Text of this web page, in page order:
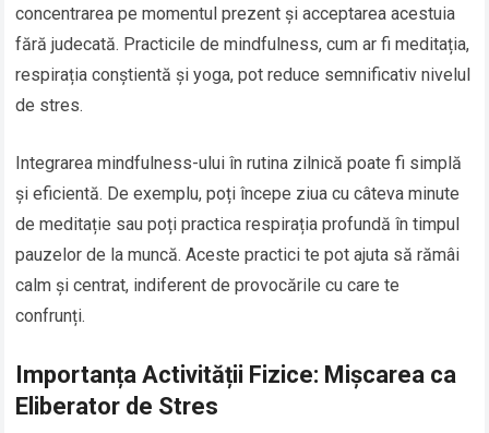
concentrarea pe momentul prezent și acceptarea acestuia
fără judecată. Practicile de mindfulness, cum ar fi meditația,
respirația conștientă și yoga, pot reduce semnificativ nivelul
de stres.
Integrarea mindfulness-ului în rutina zilnică poate fi simplă
și eficientă. De exemplu, poți începe ziua cu câteva minute
de meditație sau poți practica respirația profundă în timpul
pauzelor de la muncă. Aceste practici te pot ajuta să rămâi
calm și centrat, indiferent de provocările cu care te
confrunți.
Importanța Activității Fizice: Mișcarea ca
Eliberator de Stres